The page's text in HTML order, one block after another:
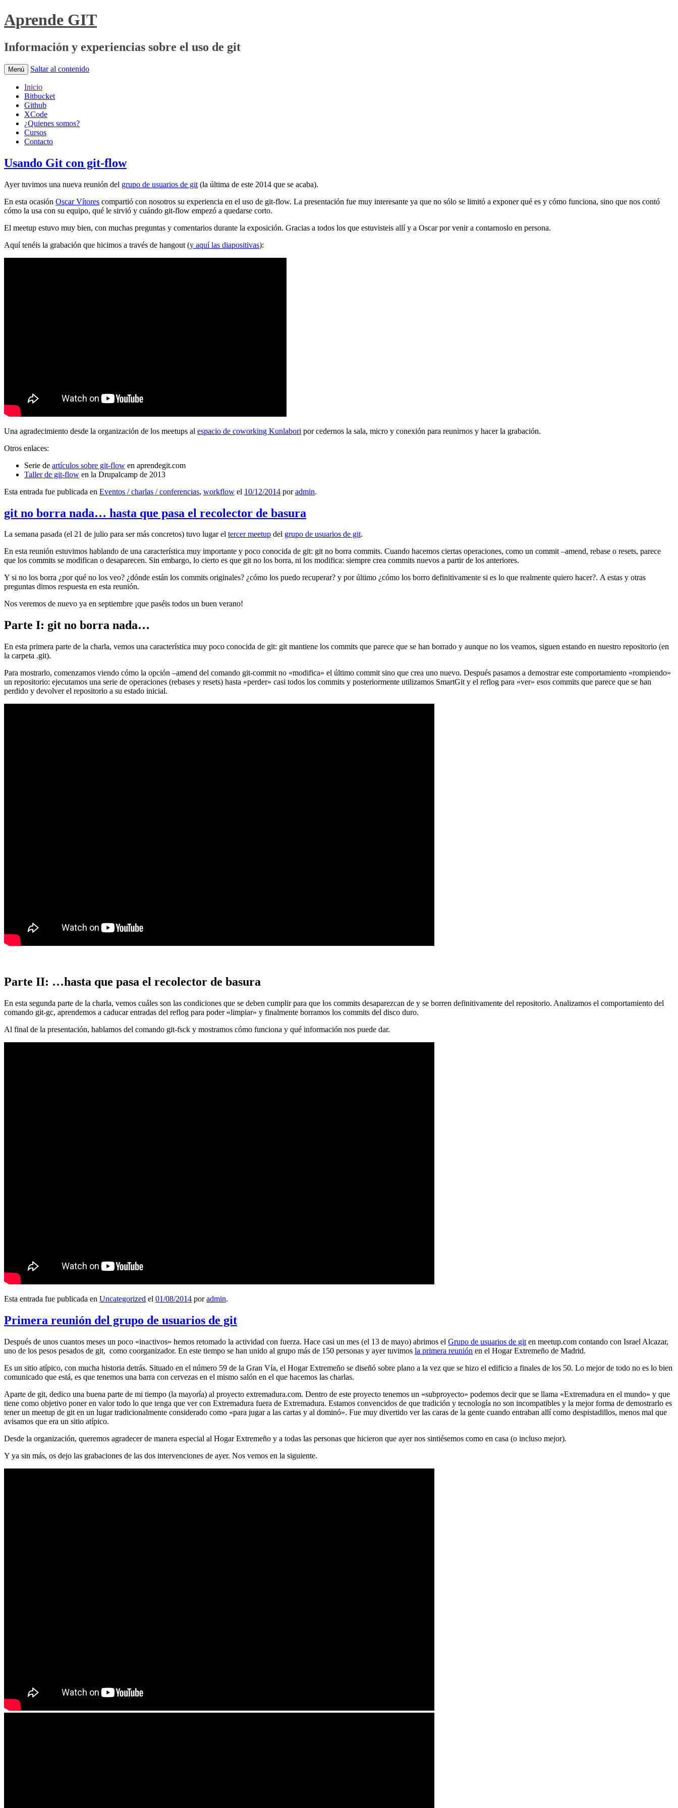
Aprende GIT
Información y experiencias sobre el uso de git
Menú Saltar al contenido
Inicio
Bitbucket
Github
XCode
¿Quienes somos?
Cursos
Contacto
Usando Git con git-flow
Ayer tuvimos una nueva reunión del grupo de usuarios de git (la última de este 2014 que se acaba).
En esta ocasión Oscar Vítores compartió con nosotros su experiencia en el uso de git-flow. La presentación fue muy interesante ya que no sólo se limitó a exponer qué es y cómo funciona, sino que nos contó
cómo la usa con su equipo, qué le sirvió y cuándo git-flow empezó a quedarse corto.
El meetup estuvo muy bien, con muchas preguntas y comentarios durante la exposición. Gracias a todos los que estuvisteis allí y a Oscar por venir a contarnoslo en persona.
Aquí tenéis la grabación que hicimos a través de hangout (y aquí las diapositivas):
Una agradecimiento desde la organización de los meetups al espacio de coworking Kunlabori por cedernos la sala, micro y conexión para reunirnos y hacer la grabación.
Otros enlaces:
Serie de artículos sobre git-flow en aprendegit.com
Taller de git-flow en la Drupalcamp de 2013
Esta entrada fue publicada en Eventos / charlas / conferencias, workflow el 10/12/2014 poradmin.
git no borra nada… hasta que pasa el recolector de basura
La semana pasada (el 21 de julio para ser más concretos) tuvo lugar el tercer meetup del grupo de usuarios de git.
En esta reunión estuvimos hablando de una característica muy importante y poco conocida de git: git no borra commits. Cuando hacemos ciertas operaciones, como un commit –amend, rebase o resets, parece
que los commits se modifican o desaparecen. Sin embargo, lo cierto es que git no los borra, ni los modifica: siempre crea commits nuevos a partir de los anteriores.
Y si no los borra ¿por qué no los veo? ¿dónde están los commits originales? ¿cómo los puedo recuperar? y por último ¿cómo los borro definitivamente si es lo que realmente quiero hacer?. A estas y otras
preguntas dimos respuesta en esta reunión.
Nos veremos de nuevo ya en septiembre ¡que paséis todos un buen verano!
Parte I: git no borra nada…
En esta primera parte de la charla, vemos una característica muy poco conocida de git: git mantiene los commits que parece que se han borrado y aunque no los veamos, siguen estando en nuestro repositorio (en
la carpeta .git).
Para mostrarlo, comenzamos viendo cómo la opción –amend del comando git-commit no «modifica» el último commit sino que crea uno nuevo. Después pasamos a demostrar este comportamiento «rompiendo»
un repositorio: ejecutamos una serie de operaciones (rebases y resets) hasta «perder» casi todos los commits y posteriormente utilizamos SmartGit y el reflog para «ver» esos commits que parece que se han
perdido y devolver el repositorio a su estado inicial.
Parte II: …hasta que pasa el recolector de basura
En esta segunda parte de la charla, vemos cuáles son las condiciones que se deben cumplir para que los commits desaparezcan de y se borren definitivamente del repositorio. Analizamos el comportamiento del
comando git-gc, aprendemos a caducar entradas del reflog para poder «limpiar» y finalmente borramos los commits del disco duro.
Al final de la presentación, hablamos del comando git-fsck y mostramos cómo funciona y qué información nos puede dar.
Esta entrada fue publicada en Uncategorized el 01/08/2014 poradmin.
Primera reunión del grupo de usuarios de git
Después de unos cuantos meses un poco «inactivos» hemos retomado la actividad con fuerza. Hace casi un mes (el 13 de mayo) abrimos el Grupo de usuarios de git en meetup.com contando con Israel Alcazar,
uno de los pesos pesados de git, como coorganizador. En este tiempo se han unido al grupo más de 150 personas y ayer tuvimos la primera reunión en el Hogar Extremeño de Madrid.
Es un sitio atípico, con mucha historia detrás. Situado en el número 59 de la Gran Vía, el Hogar Extremeño se diseñó sobre plano a la vez que se hizo el edificio a finales de los 50. Lo mejor de todo no es lo bien
comunicado que está, es que tenemos una barra con cervezas en el mismo salón en el que hacemos las charlas.
Aparte de git, dedico una buena parte de mi tiempo (la mayoría) al proyecto extremadura.com. Dentro de este proyecto tenemos un «subproyecto» podemos decir que se llama «Extremadura en el mundo» y que
tiene como objetivo poner en valor todo lo que tenga que ver con Extremadura fuera de Extremadura. Estamos convencidos de que tradición y tecnología no son incompatibles y la mejor forma de demostrarlo es
tener un meetup de git en un lugar tradicionalmente considerado como «para jugar a las cartas y al dominó». Fue muy divertido ver las caras de la gente cuando entraban allí como despistadillos, menos mal que
avisamos que era un sitio atípico.
Desde la organización, queremos agradecer de manera especial al Hogar Extremeño y a todas las personas que hicieron que ayer nos sintiésemos como en casa (o incluso mejor).
Y ya sin más, os dejo las grabaciones de las dos intervenciones de ayer. Nos vemos en la siguiente.